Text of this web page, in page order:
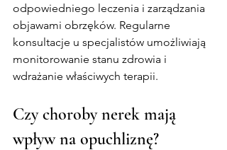
odpowiedniego leczenia i zarządzania
objawami obrzęków. Regularne
konsultacje u specjalistów umożliwiają
monitorowanie stanu zdrowia i
wdrażanie właściwych terapii.
Czy choroby nerek mają
wpływ na opuchliznę?